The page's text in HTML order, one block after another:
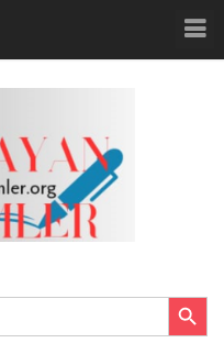
Search Button